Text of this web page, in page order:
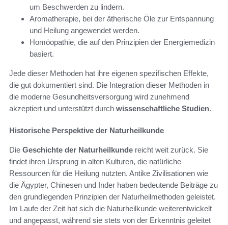
um Beschwerden zu lindern.
Aromatherapie, bei der ätherische Öle zur Entspannung
und Heilung angewendet werden.
Homöopathie, die auf den Prinzipien der Energiemedizin
basiert.
Jede dieser Methoden hat ihre eigenen spezifischen Effekte,
die gut dokumentiert sind. Die Integration dieser Methoden in
die moderne Gesundheitsversorgung wird zunehmend
akzeptiert und unterstützt durch wissenschaftliche Studien.
Historische Perspektive der Naturheilkunde
Die Geschichte der Naturheilkunde reicht weit zurück. Sie
findet ihren Ursprung in alten Kulturen, die natürliche
Ressourcen für die Heilung nutzten. Antike Zivilisationen wie
die Ägypter, Chinesen und Inder haben bedeutende Beiträge zu
den grundlegenden Prinzipien der Naturheilmethoden geleistet.
Im Laufe der Zeit hat sich die Naturheilkunde weiterentwickelt
und angepasst, während sie stets von der Erkenntnis geleitet